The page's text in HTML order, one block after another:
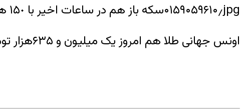
۰۱۵۹۰۵۹۶۱۰٫jpgسکه باز هم در ساعات اخیر با ١۵٠ هزار تومان کاهش قیمت، به ۳.۹۰۰.۰۰۰ هزار تومان رسید.
اونس جهانی طلا هم امروز یک میلیون و ۶۳۵هزار تومان و هر گرم طلای ۱۸ عیار ۳۸۲هزار تومان است.